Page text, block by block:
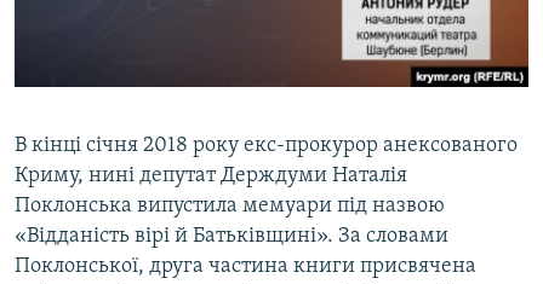
В кінці січня 2018 року екс-прокурор анексованого
Криму, нині депутат Держдуми Наталія
Поклонська випустила мемуари під назвою
«Відданість вірі й Батьківщині». За словами
Поклонської, друга частина книги присвячена